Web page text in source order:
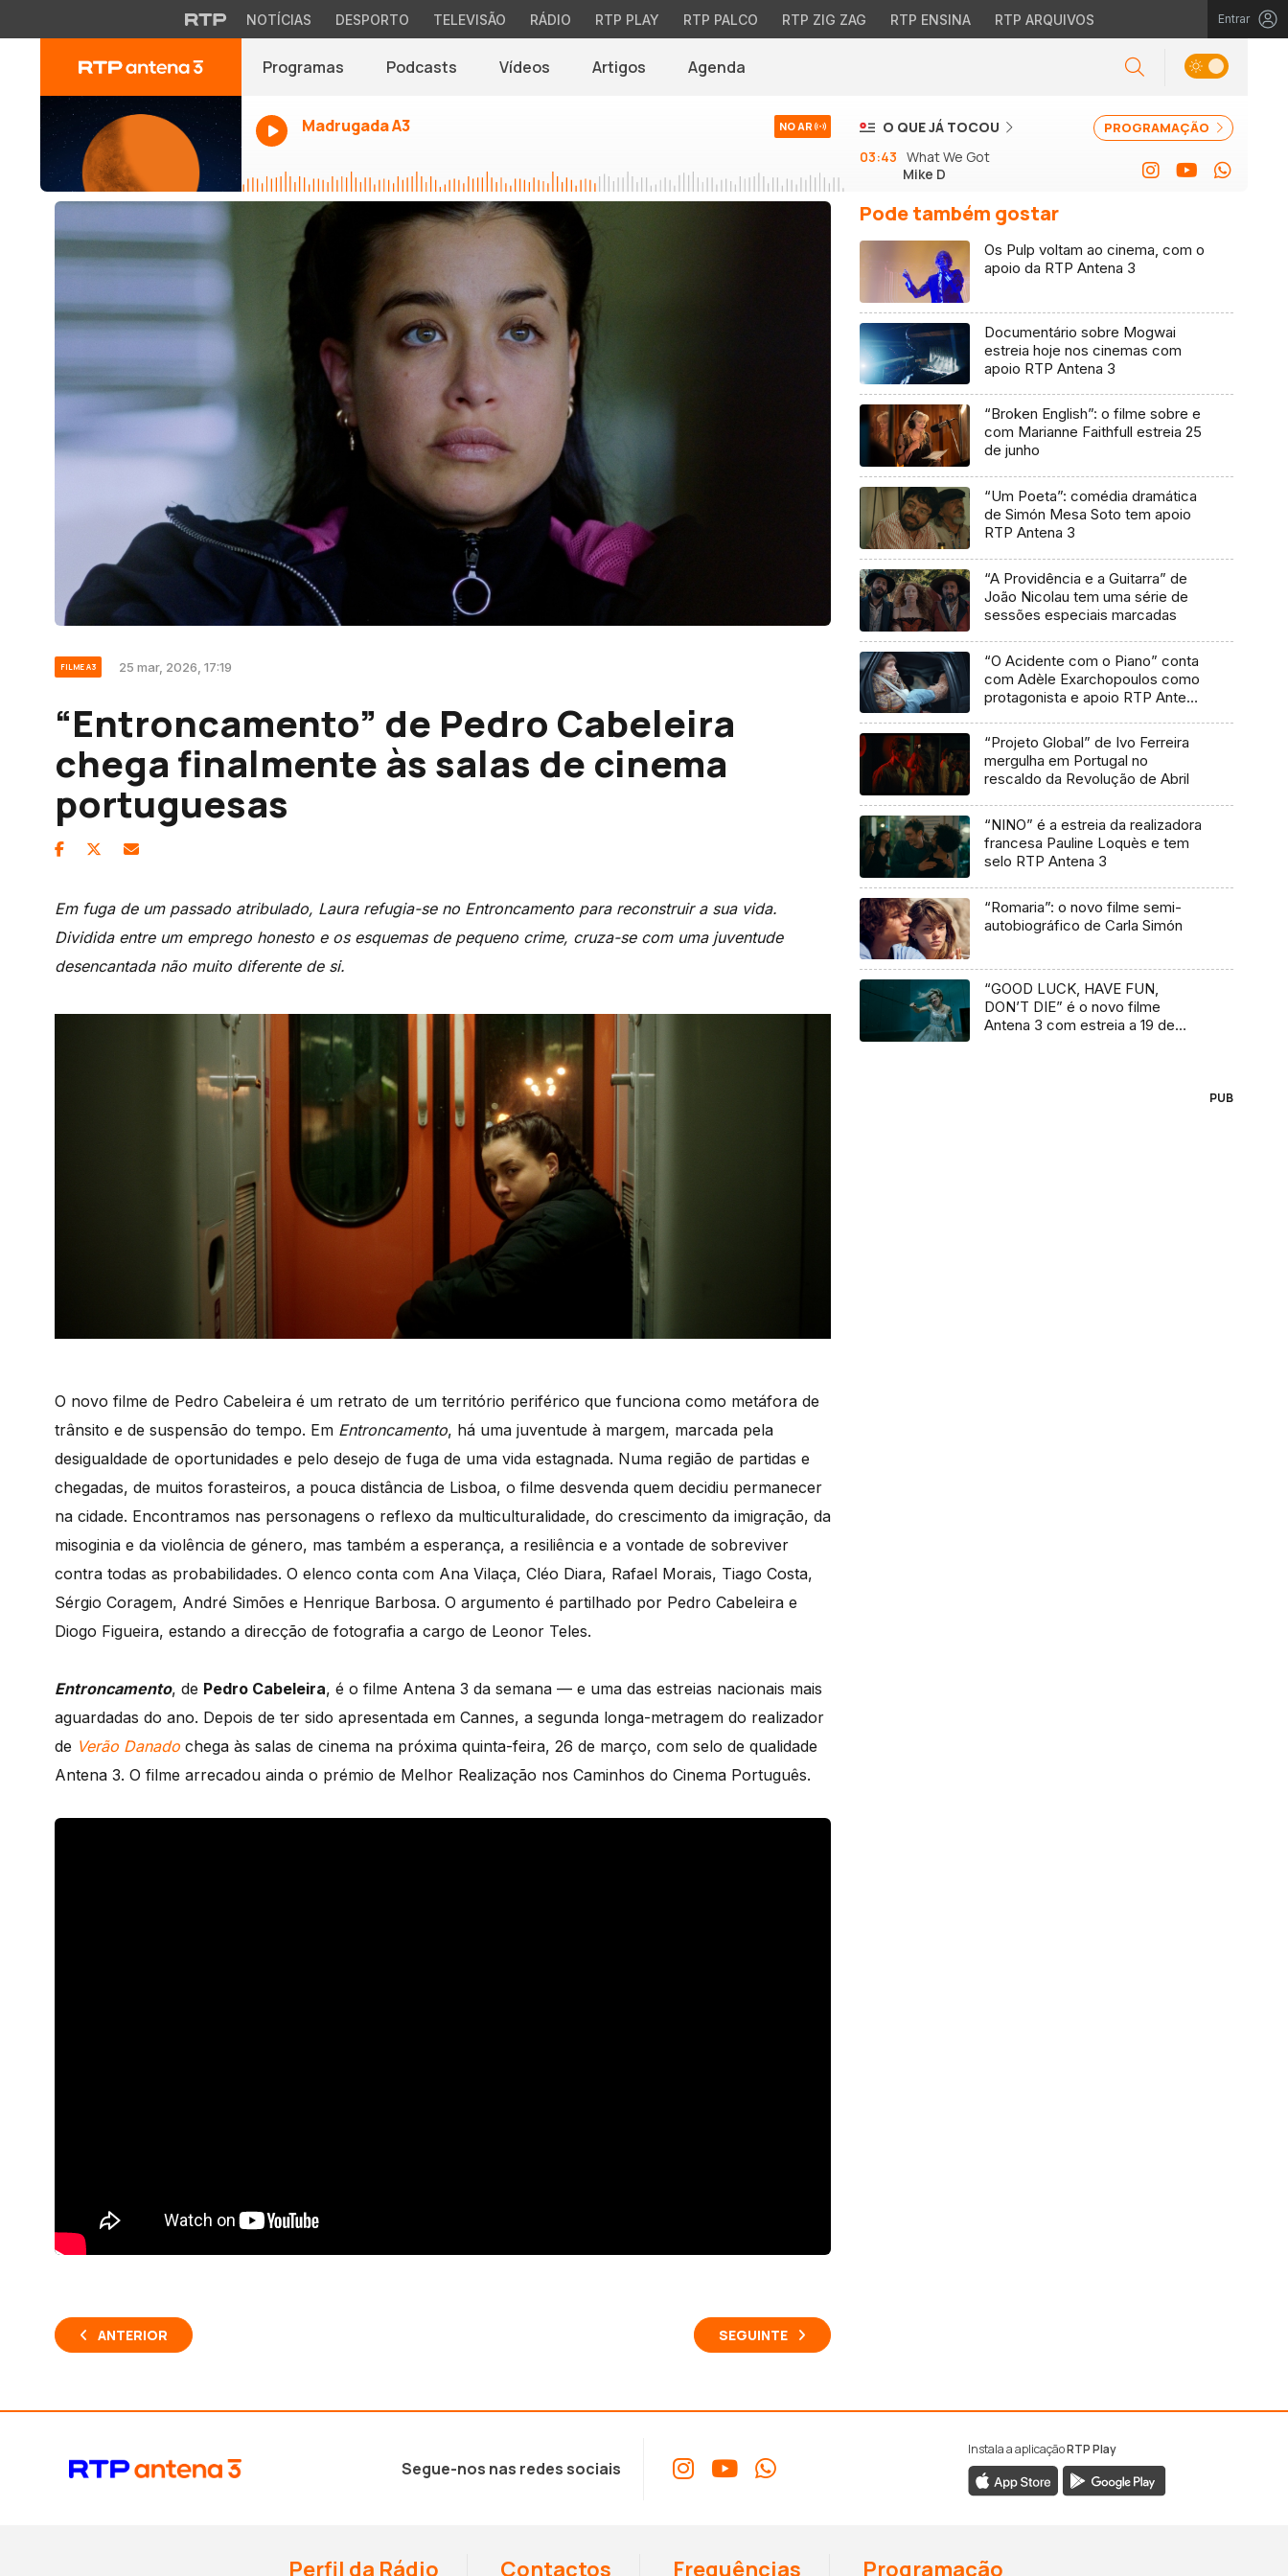
NOTÍCIAS DESPORTO TELEVISÃO RÁDIO RTP PLAY RTP PALCO RTP ZIG ZAG RTP ENSINA RTP ARQUIVOS Entrar
Programas Podcasts Vídeos Artigos Agenda
Madrugada A3 NO AR PROGRAMAÇÃO
O QUE JÁ TOCOU
03:43 What We Got
Mike D
FILME A3 25 mar, 2026, 17:19
“Entroncamento” de Pedro Cabeleira
chega finalmente às salas de cinema
portuguesas
Em fuga de um passado atribulado, Laura refugia-se no Entroncamento para reconstruir a sua vida.
Dividida entre um emprego honesto e os esquemas de pequeno crime, cruza-se com uma juventude
desencantada não muito diferente de si.
O novo filme de Pedro Cabeleira é um retrato de um território periférico que funciona como metáfora de
trânsito e de suspensão do tempo. Em Entroncamento, há uma juventude à margem, marcada pela
desigualdade de oportunidades e pelo desejo de fuga de uma vida estagnada. Numa região de partidas e
chegadas, de muitos forasteiros, a pouca distância de Lisboa, o filme desvenda quem decidiu permanecer
na cidade. Encontramos nas personagens o reflexo da multiculturalidade, do crescimento da imigração, da
misoginia e da violência de género, mas também a esperança, a resiliência e a vontade de sobreviver
contra todas as probabilidades. O elenco conta com Ana Vilaça, Cléo Diara, Rafael Morais, Tiago Costa,
Sérgio Coragem, André Simões e Henrique Barbosa. O argumento é partilhado por Pedro Cabeleira e
Diogo Figueira, estando a direcção de fotografia a cargo de Leonor Teles.
Entroncamento, de Pedro Cabeleira, é o filme Antena 3 da semana — e uma das estreias nacionais mais
aguardadas do ano. Depois de ter sido apresentada em Cannes, a segunda longa-metragem do realizador
de Verão Danado chega às salas de cinema na próxima quinta-feira, 26 de março, com selo de qualidade
Antena 3. O filme arrecadou ainda o prémio de Melhor Realização nos Caminhos do Cinema Português.
ANTERIOR SEGUINTE
Pode também gostar
Os Pulp voltam ao cinema, com o
apoio da RTP Antena 3
Documentário sobre Mogwai
estreia hoje nos cinemas com
apoio RTP Antena 3
“Broken English”: o filme sobre e
com Marianne Faithfull estreia 25
de junho
“Um Poeta”: comédia dramática
de Simón Mesa Soto tem apoio
RTP Antena 3
“A Providência e a Guitarra” de
João Nicolau tem uma série de
sessões especiais marcadas
“O Acidente com o Piano” conta
com Adèle Exarchopoulos como
protagonista e apoio RTP Antena
“Projeto Global” de Ivo Ferreira
mergulha em Portugal no
rescaldo da Revolução de Abril
“NINO” é a estreia da realizadora
francesa Pauline Loquès e tem
selo RTP Antena 3
“Romaria”: o novo filme semi-
autobiográfico de Carla Simón
“GOOD LUCK, HAVE FUN,
DON’T DIE” é o novo filme
Antena 3 com estreia a 19 de
PUB
Segue-nos nas redes sociais
Instala a aplicaçãoRTP Play
Perfil da Rádio Contactos Frequências Programação